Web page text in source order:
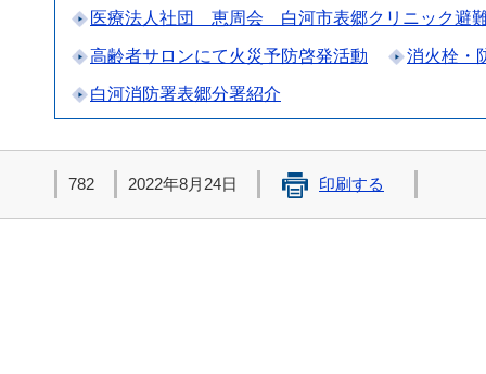
医療法人社団 恵周会 白河市表郷クリニック避
高齢者サロンにて火災予防啓発活動 消火栓・
白河消防署表郷分署紹介
782 2022年8月24日 印刷する